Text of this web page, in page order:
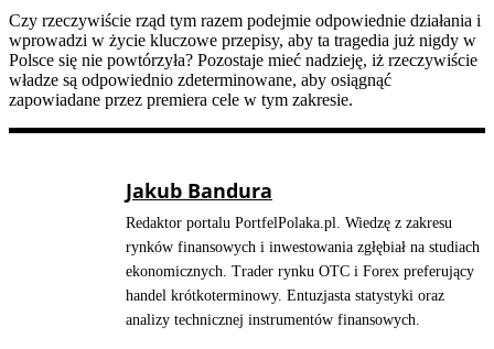
Czy rzeczywiście rząd tym razem podejmie odpowiednie działania i
wprowadzi w życie kluczowe przepisy, aby ta tragedia już nigdy w
Polsce się nie powtórzyła? Pozostaje mieć nadzieję, iż rzeczywiście
władze są odpowiednio zdeterminowane, aby osiągnąć
zapowiadane przez premiera cele w tym zakresie.
Jakub Bandura
Redaktor portalu PortfelPolaka.pl. Wiedzę z zakresu
rynków finansowych i inwestowania zgłębiał na studiach
ekonomicznych. Trader rynku OTC i Forex preferujący
handel krótkoterminowy. Entuzjasta statystyki oraz
analizy technicznej instrumentów finansowych.